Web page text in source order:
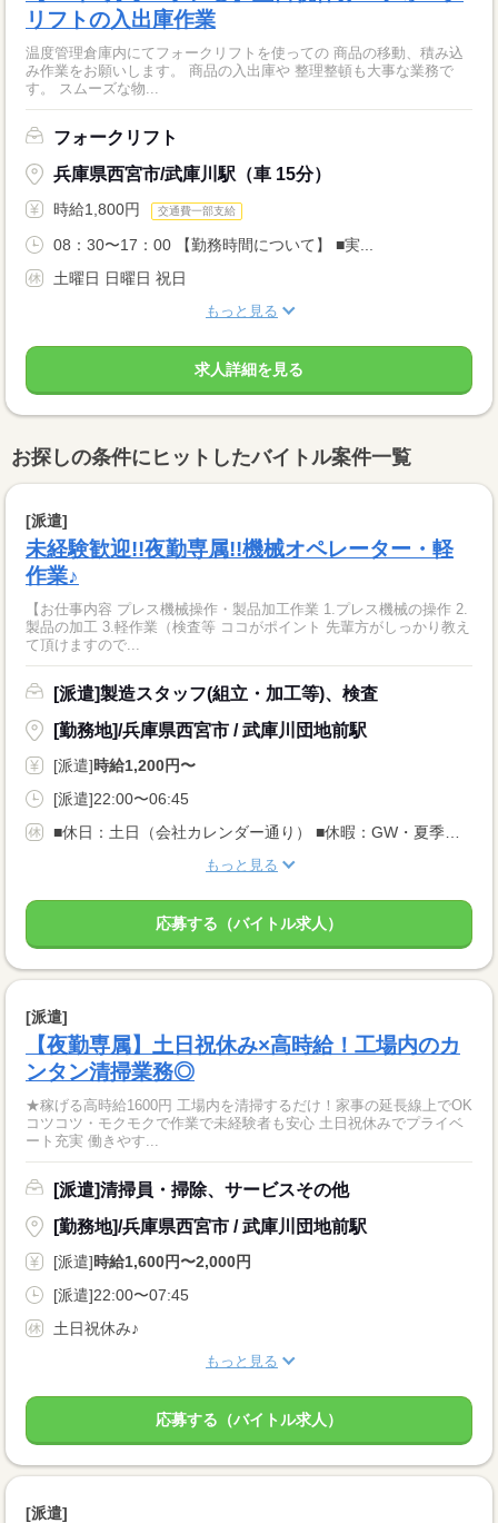
リフトの入出庫作業
温度管理倉庫内にてフォークリフトを使っての 商品の移動、積み込
み作業をお願いします。 商品の入出庫や 整理整頓も大事な業務で
す。 スムーズな物...
フォークリフト
兵庫県西宮市/武庫川駅（車 15分）
時給1,800円 交通費一部支給
08：30〜17：00 【勤務時間について】 ■実...
土曜日 日曜日 祝日
もっと見る
求人詳細を見る
お探しの条件にヒットしたバイトル案件一覧
[派遣]
未経験歓迎!!夜勤専属!!機械オペレーター・軽
作業♪
【お仕事内容 プレス機械操作・製品加工作業 1.プレス機械の操作 2.
製品の加工 3.軽作業（検査等 ココがポイント 先輩方がしっかり教え
て頂けますので...
[派遣]製造スタッフ(組立・加工等)、検査
[勤務地]/兵庫県西宮市 / 武庫川団地前駅
[派遣]時給1,200円〜
[派遣]22:00〜06:45
もっと見る
応募する（バイトル求人）
[派遣]
【夜勤専属】土日祝休み×高時給！工場内のカ
ンタン清掃業務◎
★稼げる高時給1600円 工場内を清掃するだけ！家事の延長線上でOK
コツコツ・モクモクで作業で未経験者も安心 土日祝休みでプライベ
ート充実 働きやす...
[派遣]清掃員・掃除、サービスその他
[勤務地]/兵庫県西宮市 / 武庫川団地前駅
[派遣]時給1,600円〜2,000円
[派遣]22:00〜07:45
土日祝休み♪
もっと見る
応募する（バイトル求人）
[派遣]